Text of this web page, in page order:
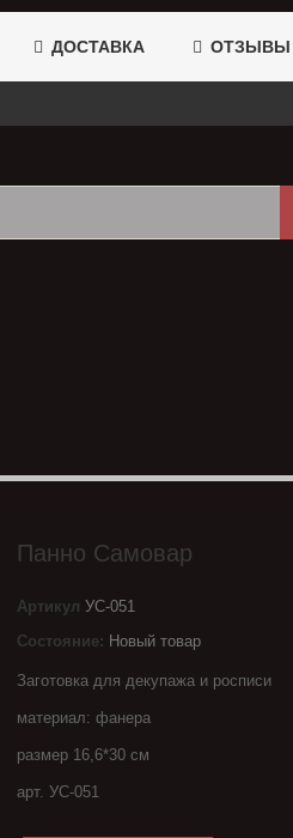
ДОСТАВКА ОТЗЫВЫ
Панно Самовар
Артикул УС-051
Состояние: Новый товар
Заготовка для декупажа и росписи
материал: фанера
размер 16,6*30 см
арт. УС-051